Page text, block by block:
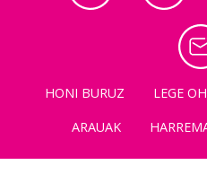
HONI BURUZ LEGE
ARAUAK